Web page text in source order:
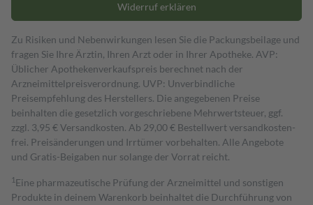
Widerruf erklären
Zu Risiken und Nebenwirkungen lesen Sie die Packungsbeilage und
fragen Sie Ihre Ärztin, Ihren Arzt oder in Ihrer Apotheke. AVP:
Üblicher Apothekenverkaufspreis berechnet nach der
Arzneimittelpreisverordnung. UVP: Unverbindliche
Preisempfehlung des Herstellers. Die angegebenen Preise
beinhalten die gesetzlich vorgeschriebene Mehrwertsteuer, ggf.
zzgl. 3,95 € Versandkosten. Ab 29,00 € Bestell­wert versand­kosten­
frei. Preisänderungen und Irrtümer vorbehalten. Alle Angebote
und Gratis-Beigaben nur solange der Vorrat reicht.
1 Eine pharmazeutische Prüfung der Arzneimittel und sonstigen
Produkte in deinem Warenkorb beinhaltet die Durchführung von